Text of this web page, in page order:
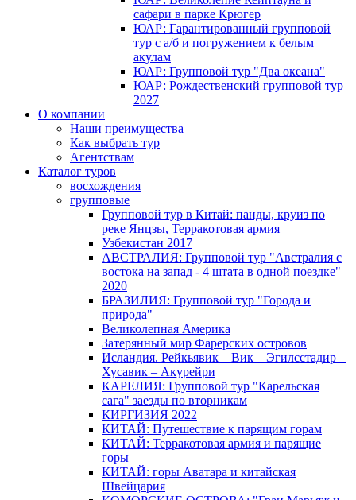
сафари в парке Крюгер
ЮАР: Гарантированный групповой
тур с а/б и погружением к белым
акулам
ЮАР: Групповой тур "Два океана"
ЮАР: Рождественский групповой тур
2027
О компании
Наши преимущества
Как выбрать тур
Агентствам
Каталог туров
восхождения
групповые
Групповой тур в Китай: панды, круиз по
реке Янцзы, Терракотовая армия
Узбекистан 2017
АВСТРАЛИЯ: Групповой тур "Австралия с
востока на запад - 4 штата в одной поездке"
2020
БРАЗИЛИЯ: Групповой тур "Города и
природа"
Великолепная Америка
Затерянный мир Фарерских островов
Исландия. Рейкьявик – Вик – Эгилсстадир –
Хусавик – Акурейри
КАРЕЛИЯ: Групповой тур "Карельская
сага" заезды по вторникам
КИРГИЗИЯ 2022
КИТАЙ: Путешествие к парящим горам
КИТАЙ: Терракотовая армия и парящие
горы
КИТАЙ: горы Аватара и китайская
Швейцария